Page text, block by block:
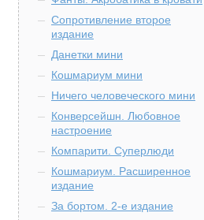
Сопротивление второе
издание
Данетки мини
Кошмариум мини
Ничего человеческого мини
Конверсейшн. Любовное
настроение
Компарити. Суперлюди
Кошмариум. Расширенное
издание
За бортом. 2-е издание